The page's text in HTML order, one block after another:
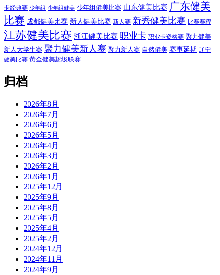
卡经典赛 少年组 少年组健美 少年组健美比赛 山东健美比赛 广东健美
比赛 成都健美比赛 新人健美比赛 新人赛 新秀健美比赛 比赛赛程
江苏健美比赛 浙江健美比赛 职业卡 职业卡资格赛 聚力健美
新人大学生赛 聚力健美新人赛 聚力新人赛 自然健美 赛事延期 辽宁
健美比赛 黄金健美超级联赛
归档
2026年8月
2026年7月
2026年6月
2026年5月
2026年4月
2026年3月
2026年2月
2026年1月
2025年12月
2025年9月
2025年8月
2025年5月
2025年4月
2025年2月
2024年12月
2024年11月
2024年9月